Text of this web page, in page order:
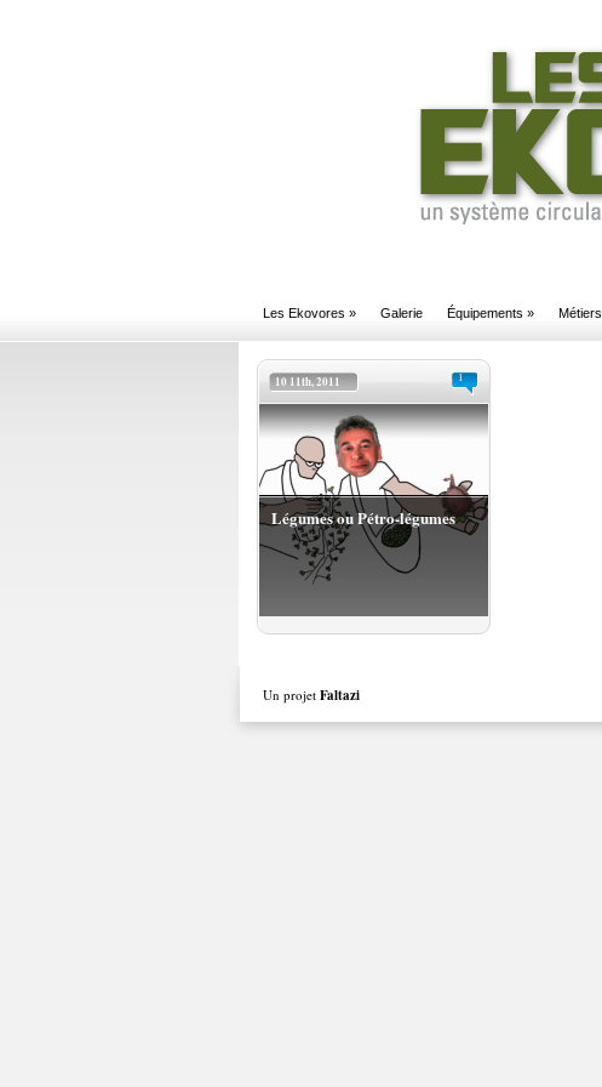
Les Ekovores » Galerie Équipements » Métiers
1
10 11th, 2011
Légumes ou Pétro-légumes
Un projet Faltazi